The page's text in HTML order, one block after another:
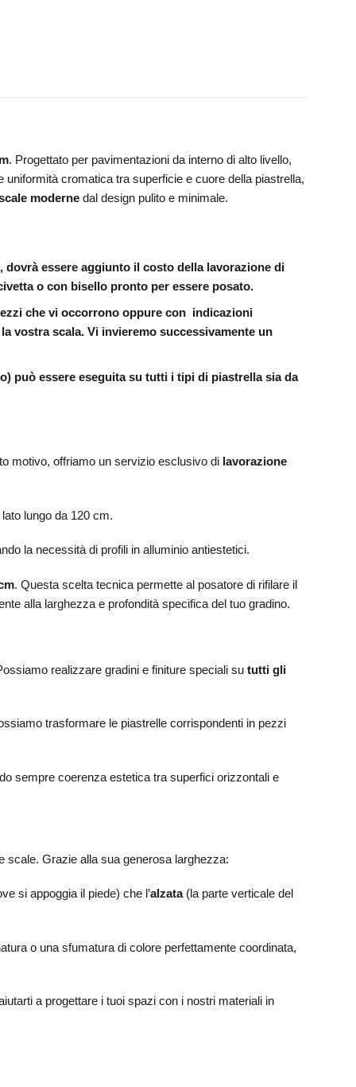
. Progettato per pavimentazioni da interno di alto livello,
uniformità cromatica tra superficie e cuore della piastrella,
moderne dal design pulito e minimale.
essere aggiunto il costo della lavorazione di
o con bisello pronto per essere posato.
che vi occorrono oppure con indicazioni
vostra scala. Vi invieremo successivamente un
può essere eseguita su tutti i tipi di piastrella sia da
motivo, offriamo un servizio esclusivo di lavorazione
lungo da 120 cm.
la necessità di profili in alluminio antiestetici.
. Questa scelta tecnica permette al posatore di rifilare il
alla larghezza e profondità specifica del tuo gradino.
realizzare gradini e finiture speciali sututti gli
trasformare le piastrelle corrispondenti in pezzi
sempre coerenza estetica tra superfici orizzontali e
scale. Grazie alla sua generosa larghezza:
si appoggia il piede) che l’alzata(la parte verticale del
o una sfumatura di colore perfettamente coordinata,
a progettare i tuoi spazi con i nostri materiali in